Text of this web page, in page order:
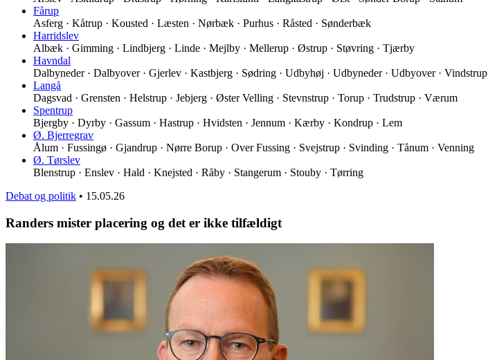
Fårup
Asferg · Kåtrup · Kousted · Læsten · Nørbæk · Purhus · Råsted · Sønderbæk
Harridslev
Albæk · Gimming · Lindbjerg · Linde · Mejlby · Mellerup · Østrup · Støvring · Tjærby
Havndal
Dalbyneder · Dalbyover · Gjerlev · Kastbjerg · Sødring · Udbyhøj · Udbyneder · Udbyover · Vindstrup
Langå
Dagsvad · Grensten · Helstrup · Jebjerg · Øster Velling · Stevnstrup · Torup · Trudstrup · Værum
Spentrup
Bjergby · Dyrby · Gassum · Hastrup · Hvidsten · Jennum · Kærby · Kondrup · Lem
Ø. Bjerregrav
Ålum · Fussingø · Gjandrup · Nørre Borup · Over Fussing · Svejstrup · Svinding · Tånum · Venning
Ø. Tørslev
Blenstrup · Enslev · Hald · Knejsted · Råby · Stangerum · Stouby · Tørring
Debat og politik • 15.05.26
Randers mister placering og det er ikke tilfældigt